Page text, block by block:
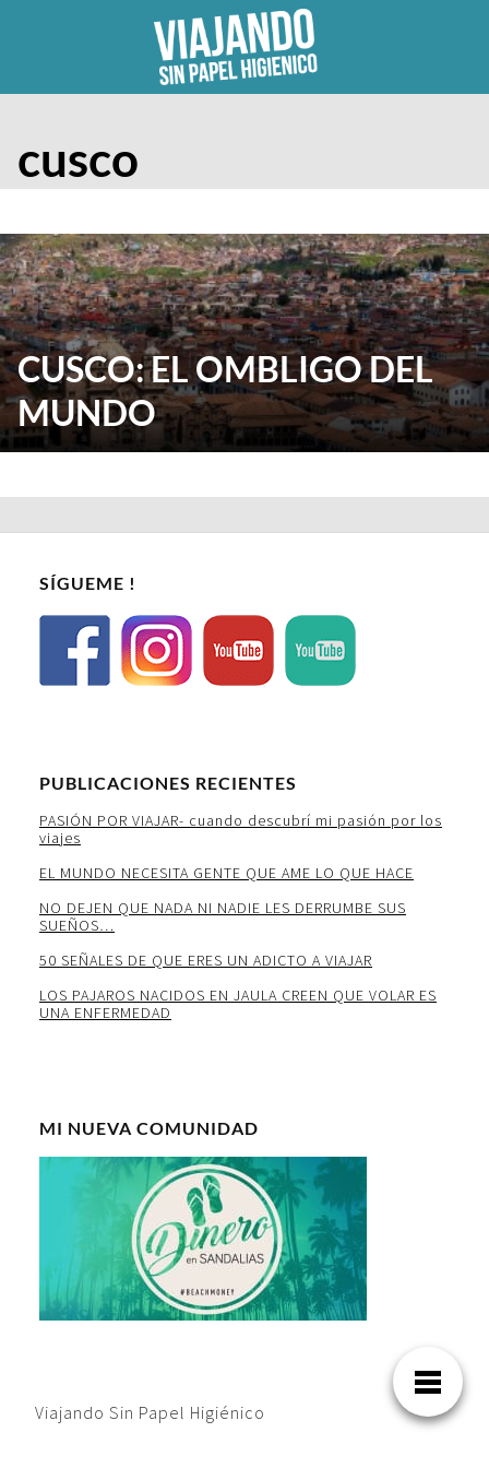
cusco
CUSCO: EL OMBLIGO DEL
MUNDO
SÍGUEME !
PUBLICACIONES RECIENTES
PASIÓN POR VIAJAR- cuando descubrí mi pasión por los
viajes
EL MUNDO NECESITA GENTE QUE AME LO QUE HACE
NO DEJEN QUE NADA NI NADIE LES DERRUMBE SUS
SUEÑOS…
50 SEÑALES DE QUE ERES UN ADICTO A VIAJAR
LOS PAJAROS NACIDOS EN JAULA CREEN QUE VOLAR ES
UNA ENFERMEDAD
MI NUEVA COMUNIDAD
Viajando Sin Papel Higiénico